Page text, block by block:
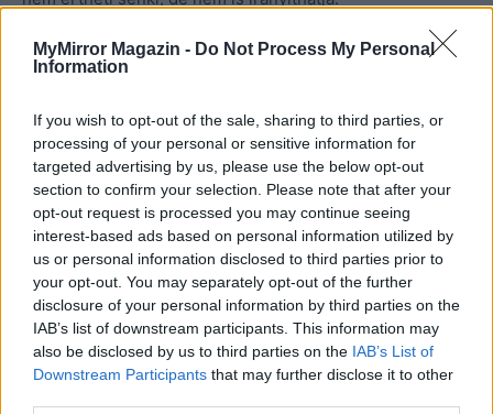
MyMirror Magazin - Do Not Process My Personal
Information
If you wish to opt-out of the sale, sharing to third parties, or
processing of your personal or sensitive information for
targeted advertising by us, please use the below opt-out
section to confirm your selection. Please note that after your
opt-out request is processed you may continue seeing
interest-based ads based on personal information utilized by
us or personal information disclosed to third parties prior to
your opt-out. You may separately opt-out of the further
disclosure of your personal information by third parties on the
IAB’s list of downstream participants. This information may
also be disclosed by us to third parties on the IAB’s List of
Downstream Participants that may further disclose it to other
Kép forrása: Pinterest